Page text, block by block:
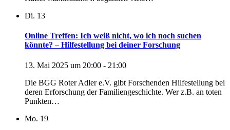
Di. 13
Online Treffen: Ich weiß nicht, wo ich noch suchen
könnte? – Hilfestellung bei deiner Forschung
13. Mai 2025 um 20:00 - 21:00
Die BGG Roter Adler e.V. gibt Forschenden Hilfestellung bei
deren Erforschung der Familiengeschichte. Wer z.B. an toten
Punkten…
Mo. 19